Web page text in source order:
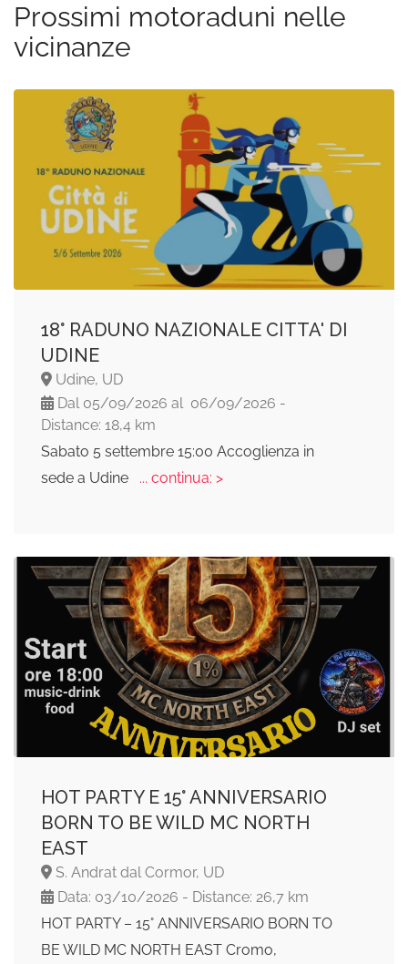
Prossimi motoraduni nelle
vicinanze
18° RADUNO NAZIONALE CITTA' DI
UDINE
Udine, UD
Dal 05/09/2026 al 06/09/2026 -
Distance: 18,4 km
Sabato 5 settembre 15:00 Accoglienza in
sede a Udine
... continua: >
HOT PARTY E 15° ANNIVERSARIO
BORN TO BE WILD MC NORTH
EAST
S. Andrat dal Cormor, UD
Data: 03/10/2026 - Distance: 26,7 km
HOT PARTY – 15° ANNIVERSARIO BORN TO
BE WILD MC NORTH EAST Cromo,